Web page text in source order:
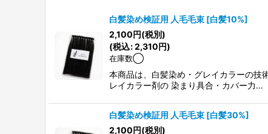
並び順:
白髪染め検証用 人毛毛束 [白髪10%]
2,100円(税別)
(税込:2,310円)
在庫数◯
本商品は、白髪染め・グレイカラーの技
レイカラー剤の 染まり具合・カバー力…
白髪染め検証用 人毛毛束 [白髪30%]
2,100円(税別)